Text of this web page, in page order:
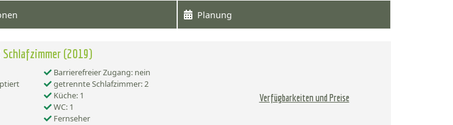
Planung
(2019)
Barrierefreier Zugang: nein
getrennte Schlafzimmer: 2
Küche: 1
WC: 1
Fernseher
Verfügbarkeiten und Preise